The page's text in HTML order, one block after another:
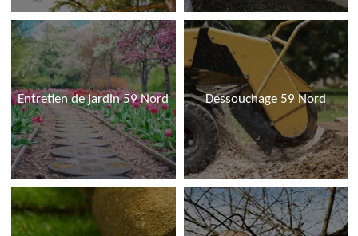
Entretien de jardin 59 Nord Dessouchage 59 Nord